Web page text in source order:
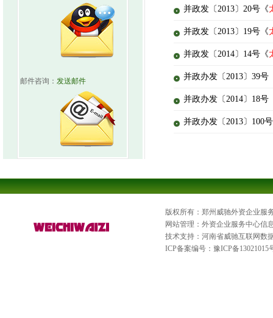
邮件咨询： 发送邮件
并政发〔2013〕20号《
并政发〔2013〕19号《
并政发〔2014〕14号《
并政办发〔2013〕39号
并政办发〔2014〕18号
并政办发〔2013〕100
版权所有：郑州威驰外资企业服
网站管理：外资企业服务中心信
技术支持：河南省威驰互联网数
ICP备案编号： 豫ICP备13021015